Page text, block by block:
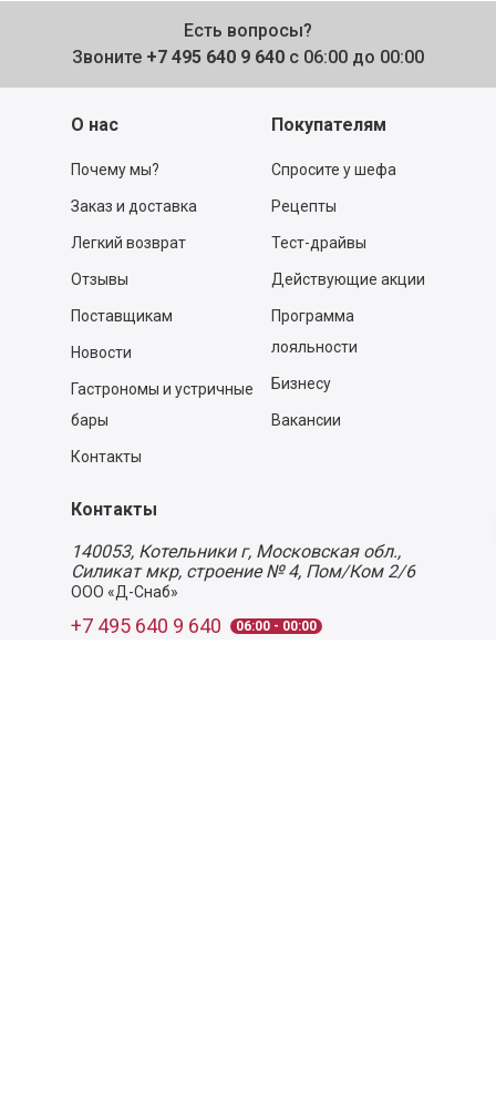
Есть вопросы?
Звоните +7 495 640 9 640 с 06:00 до 00:00
О нас
Почему мы?
Заказ и доставка
Легкий возврат
Отзывы
Поставщикам
Новости
Гастрономы и устричные
бары
Контакты
Покупателям
Спросите у шефа
Рецепты
Тест-драйвы
Действующие акции
Программа
лояльности
Бизнесу
Вакансии
Контакты
140053, Котельники г, Московская обл.,
Силикат мкр, строение № 4, Пом/Ком 2/6
ООО «Д-Снаб»
+7 495 640 9 640 06:00 - 00:00